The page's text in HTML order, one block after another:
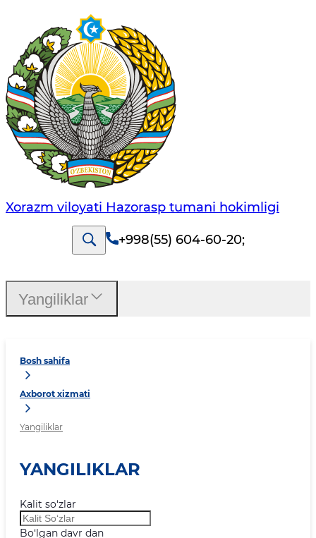
Xorazm viloyati Hazorasp tumani hokimligi
+998(55) 604-60-20;
Bosh sahifa
Axborot xizmati
Yangiliklar
YANGILIKLAR
Kalit so‘zlar
Bo‘lgan davr dan
Yangiliklar